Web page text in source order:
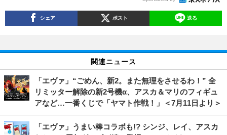
シェア ポスト 送る
関連ニュース
「エヴァ」“ごめん、新2。また無理をさせるわ！” 全
リミッター解除の新2号機α、アスカ＆マリのフィギュ
アなど…一番くじで「ヤマト作戦！」＜7月11日より＞
「エヴァ」うまい棒コラボも!? シンジ、レイ、アスカ